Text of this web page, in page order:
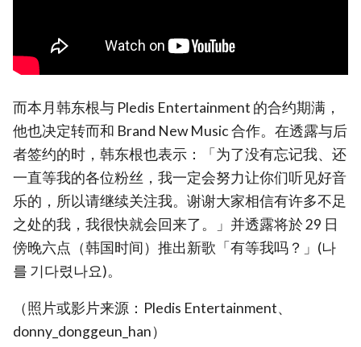
而本月韩东根与 Pledis Entertainment 的合约期满，
他也决定转而和 Brand New Music 合作。在透露与后
者签约的时，韩东根也表示：「为了没有忘记我、还
一直等我的各位粉丝，我一定会努力让你们听见好音
乐的，所以请继续关注我。谢谢大家相信有许多不足
之处的我，我很快就会回来了。」并透露将於 29 日
傍晚六点（韩国时间）推出新歌「有等我吗？」(나
를 기다렸나요)。
（照片或影片来源：Pledis Entertainment、
donny_donggeun_han）